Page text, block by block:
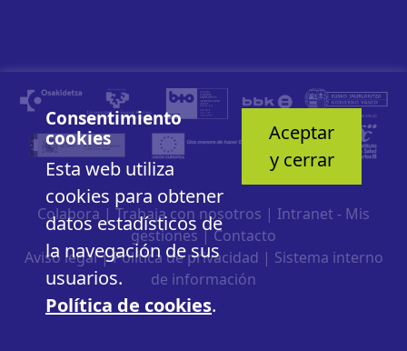
Consentimiento
cookies
Esta web utiliza
cookies para obtener
datos estadísticos de
la navegación de sus
usuarios.
Política de cookies.
Aceptar
y cerrar
Colabora | Trabaja con nosotros | Intranet - Mis
gestiones |Contacto
Aviso legal|Política de privacidad | Sistema interno
de información